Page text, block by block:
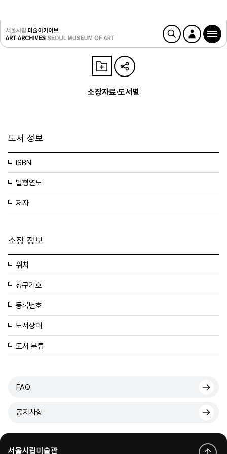
소장자료·도서별
도서 정보
ISBN
발행연도
저자
소장 정보
위치
청구기호
등록번호
도서상태
도서 분류
FAQ
공지사항